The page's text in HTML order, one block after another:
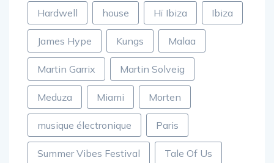
Hardwell house Hï Ibiza Ibiza
James Hype Kungs Malaa
Martin Garrix Martin Solveig
Meduza Miami Morten
musique électronique Paris
Summer Vibes Festival Tale Of Us